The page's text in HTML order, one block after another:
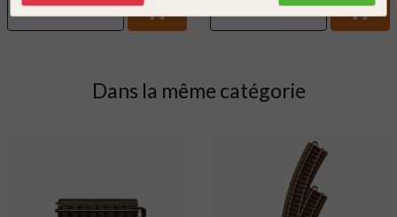
DÉTAIL DÉTAIL
Dans la même catégorie